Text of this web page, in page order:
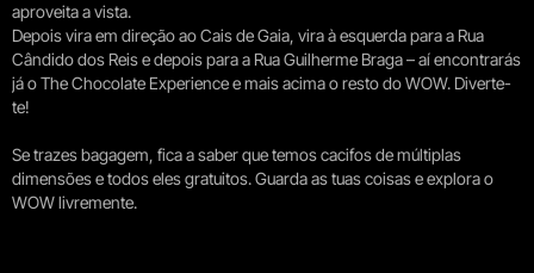
aproveita a vista.
Depois vira em direção ao Cais de Gaia, vira à esquerda para a Rua
Cândido dos Reis e depois para a Rua Guilherme Braga – aí encontrarás
já o The Chocolate Experience e mais acima o resto do WOW. Diverte-
te!
Se trazes bagagem, fica a saber que temos cacifos de múltiplas
dimensões e todos eles gratuitos. Guarda as tuas coisas e explora o
WOW livremente.